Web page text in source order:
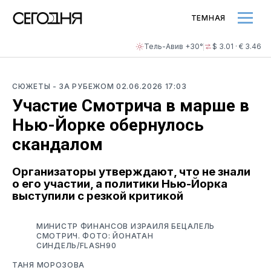
Тель-Авив +30° $ 3.01 · € 3.46
ТЕМНАЯ
СЮЖЕТЫ - ЗА РУБЕЖОМ02.06.2026 17:03
Участие Смотрича в марше в
Нью-Йорке обернулось
скандалом
Организаторы утверждают, что не знали
о его участии, а политики Нью-Йорка
выступили с резкой критикой
МИНИСТР ФИНАНСОВ ИЗРАИЛЯ БЕЦАЛЕЛЬ
СМОТРИЧ. ФОТО: ЙОНАТАН
СИНДЕЛЬ/FLASH90
ТАНЯ МОРОЗОВА